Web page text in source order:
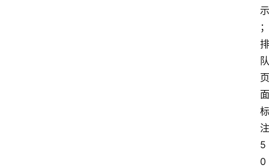
示
；
排
队
页
面
标
注
5
0